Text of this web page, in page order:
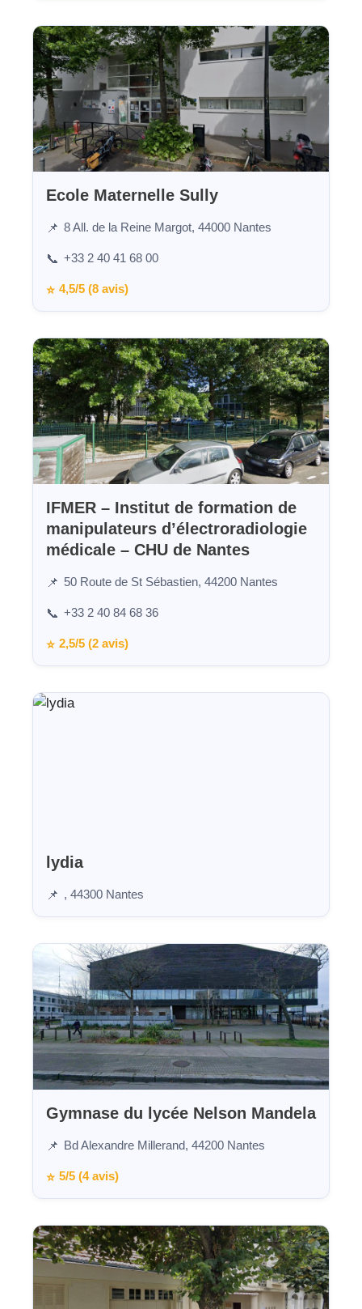
Ecole Maternelle Sully
📌 8 All. de la Reine Margot, 44000 Nantes
📞 +33 2 40 41 68 00
⭐ 4,5/5 (8 avis)
IFMER – Institut de formation de
manipulateurs d’électroradiologie
médicale – CHU de Nantes
📌 50 Route de St Sébastien, 44200 Nantes
📞 +33 2 40 84 68 36
⭐ 2,5/5 (2 avis)
lydia
📌 , 44300 Nantes
Gymnase du lycée Nelson Mandela
📌 Bd Alexandre Millerand, 44200 Nantes
⭐ 5/5 (4 avis)